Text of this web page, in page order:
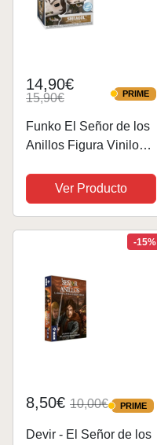
14,90€
15,90€ PRIME
PRIME
Funko El Señor de los
Anillos Figura Vinilo
Unisex Pop! Standard
PVC
Ver Producto
-15%
8,50€ 10,00€ PRIME
PRIME
Devir - El Señor de los